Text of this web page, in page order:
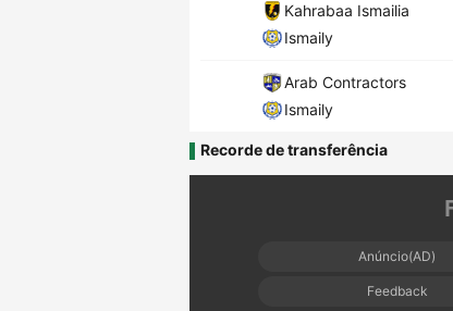
Kahrabaa Ismailia
Ismaily
Arab Contractors
Ismaily
Recorde de transferência
Anúncio(AD)
Feedback